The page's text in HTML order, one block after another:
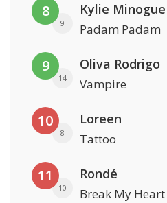
8
9
Kylie Minogue
Padam Padam
9
14
Oliva Rodrigo
Vampire
10
8
Loreen
Tattoo
11
10
Rondé
Break My Heart